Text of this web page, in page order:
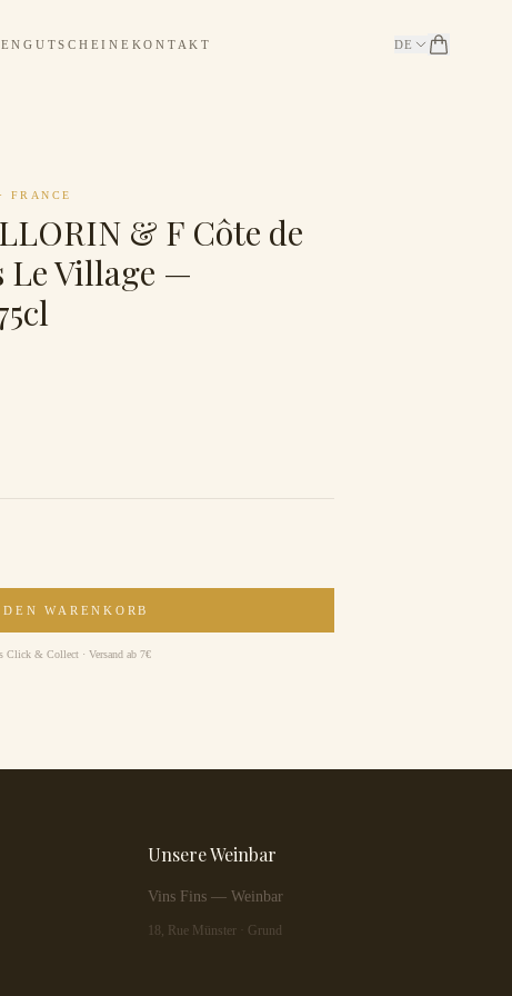
GUTSCHEINE KONTAKT DE
FRANCE
& F Côte de
Village —
WARENKORB
Click & Collect · Versand ab 7€
Unsere Weinbar
Vins Fins — Weinbar
18, Rue Münster · Grund